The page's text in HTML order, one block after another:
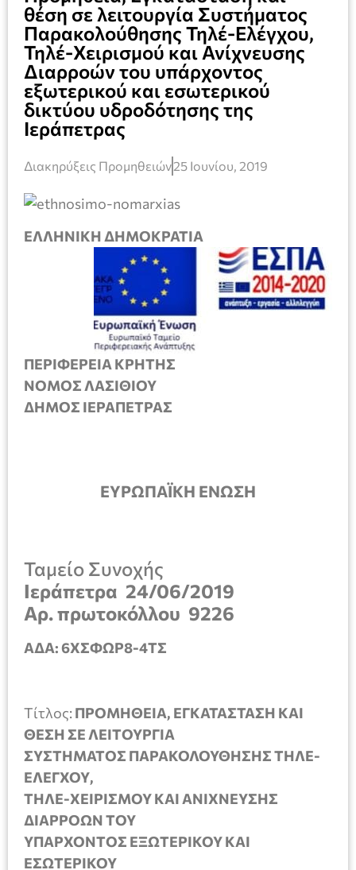
θέση σε λειτουργία Συστήματος
Παρακολούθησης Τηλέ-Ελέγχου,
Τηλέ-Χειρισμού και Ανίχνευσης
Διαρροών του υπάρχοντος
εξωτερικού και εσωτερικού
δικτύου υδροδότησης της
Ιεράπετρας
Διακηρύξεις Προμηθειών25 Ιουνίου, 2019
ΕΛΛΗΝΙΚΗ ΔΗΜΟΚΡΑΤΙΑ
ΠΕΡΙΦΕΡΕΙΑ ΚΡΗΤΗΣ
ΝΟΜΟΣ ΛΑΣΙΘΙΟΥ
ΔΗΜΟΣ ΙΕΡΑΠΕΤΡΑΣ
ΕΥΡΩΠΑΪΚΗ ΕΝΩΣΗ
Ταμείο Συνοχής
Ιεράπετρα 24/06/2019
Αρ. πρωτοκόλλου 9226
ΑΔΑ:6ΧΣΦΩΡ8-4ΤΣ
Tίτλος:ΠΡΟΜΗΘΕΙΑ, ΕΓΚΑΤΑΣΤΑΣΗ ΚΑΙ
ΘΕΣΗ ΣΕ ΛΕΙΤΟΥΡΓΙΑ
ΣΥΣΤΗΜΑΤΟΣ ΠΑΡΑΚΟΛΟΥΘΗΣΗΣ ΤΗΛΕ-
ΕΛΕΓΧΟΥ,
ΤΗΛΕ-ΧΕΙΡΙΣΜΟΥ ΚΑΙ ΑΝΙΧΝΕΥΣΗΣ
ΔΙΑΡΡΟΩΝ ΤΟΥ
ΥΠΑΡΧΟΝΤΟΣ ΕΞΩΤΕΡΙΚΟΥ ΚΑΙ
ΕΣΩΤΕΡΙΚΟΥ